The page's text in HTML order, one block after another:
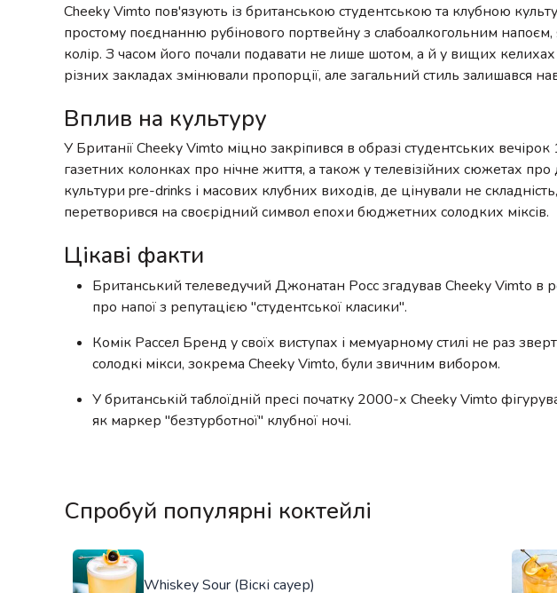
Cheeky Vimto пов'язують із британською студентською та клубною
простому поєднанню рубінового портвейну з слабоалкогольним
колір. З часом його почали подавати не лише шотом, а й у вищих
різних закладах змінювали пропорції, але загальний стиль залишався
Вплив на культуру
У Британії Cheeky Vimto міцно закріпився в образі студентських
газетних колонках про нічне життя, а також у телевізійних сюжетах
культури pre-drinks і масових клубних виходів, де цінували не
перетворився на своєрідний символ епохи бюджетних солодких міксів.
Цікаві факти
Британський телеведучий Джонатан Росс згадував Cheeky Vimto в
про напої з репутацією "студентської класики".
Комік Рассел Бренд у своїх виступах і мемуарному стилі не раз
солодкі мікси, зокрема Cheeky Vimto, були звичним вибором.
У британській таблоїдній пресі початку 2000-х Cheeky Vimto
як маркер "безтурботної" клубної ночі.
Спробуй популярні коктейлі
Whiskey Sour (Віскі сауер)